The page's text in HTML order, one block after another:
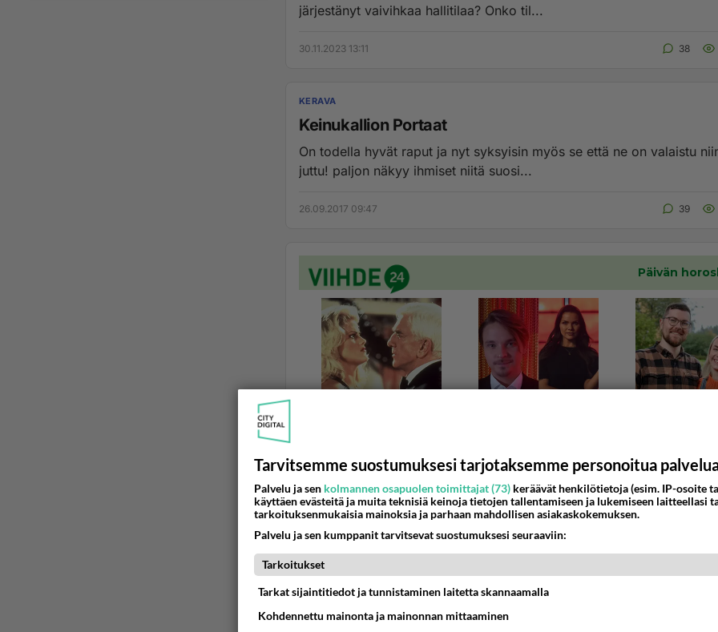
järjestänyt vaivihkaa hallitilaa? Onko til...
30.11.2023 13:11 38
KERAVA
Keinukallion Portaat
On todella hyvät raput ja nyt syksyisin myös se että ne on valaistu
juttu! paljon näkyy ihmiset niitä suosi...
26.09.2017 09:47 39
KERAVA
Keravan tulevaisuus
Keravalla on oltu tarkkoja menoista ja talous onkin ollut varsin
kunnossa. Vuoden 2016 tilinpäätöksessa velat pe...
10.04.2017 13:11
Tarvitsemme suostumuksesi tarjotaksemme personoitua
Palvelu ja sen kolmannen osapuolen toimittajat (73) keräävät henkilötietoja (esim. IP-osoite
käyttäen evästeitä ja muita teknisiä keinoja tietojen tallentamiseen ja lukemiseen laitteellasi
tarkoituksenmukaisia mainoksia ja parhaan mahdollisen asiakaskokemuksen.
Palvelu ja sen kumppanit tarvitsevat suostumuksesi seuraaviin:
Tarkoitukset
Tarkat sijaintitiedot ja tunnistaminen laitetta skannaamalla
Kohdennettu mainonta ja mainonnan mittaaminen